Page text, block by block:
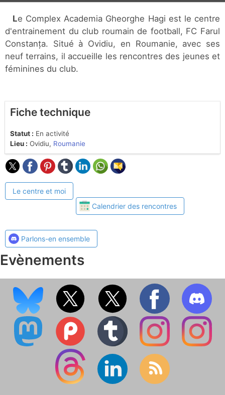
Le Complex Academia Gheorghe Hagi est le centre
d'entrainement du club roumain de football, FC Farul
Constanța. Situé à Ovidiu, en Roumanie, avec ses
neuf terrains, il accueille les rencontres des jeunes et
féminines du club.
Fiche technique
Statut : En activité
Lieu : Ovidiu, Roumanie
Le centre et moi
Calendrier des rencontres
Parlons-en ensemble
Evènements